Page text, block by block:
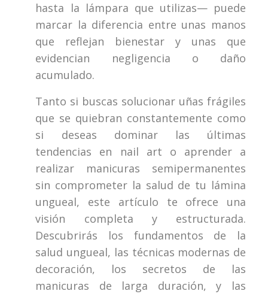
hasta la lámpara que utilizas— puede
marcar la diferencia entre unas manos
que reflejan bienestar y unas que
evidencian negligencia o daño
acumulado.
Tanto si buscas solucionar uñas frágiles
que se quiebran constantemente como
si deseas dominar las últimas
tendencias en nail art o aprender a
realizar manicuras semipermanentes
sin comprometer la salud de tu lámina
ungueal, este artículo te ofrece una
visión completa y estructurada.
Descubrirás los fundamentos de la
salud ungueal, las técnicas modernas de
decoración, los secretos de las
manicuras de larga duración, y las